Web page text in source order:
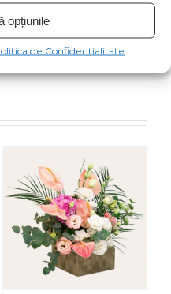
opțiunile
de Confidentialitate
Email This
Product